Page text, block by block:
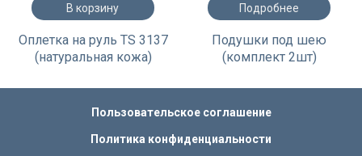
В корзину
Оплетка на руль TS 3137
(натуральная кожа)
Подробнее
Подушки под шею
(комплект 2шт)
Пользовательское соглашение
Политика конфиденциальности